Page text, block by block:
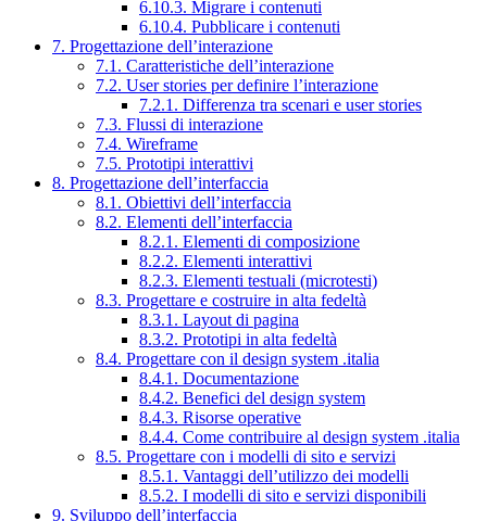
6.10.3. Migrare i contenuti
6.10.4. Pubblicare i contenuti
7. Progettazione dell’interazione
7.1. Caratteristiche dell’interazione
7.2. User stories per definire l’interazione
7.2.1. Differenza tra scenari e user stories
7.3. Flussi di interazione
7.4. Wireframe
7.5. Prototipi interattivi
8. Progettazione dell’interfaccia
8.1. Obiettivi dell’interfaccia
8.2. Elementi dell’interfaccia
8.2.1. Elementi di composizione
8.2.2. Elementi interattivi
8.2.3. Elementi testuali (microtesti)
8.3. Progettare e costruire in alta fedeltà
8.3.1. Layout di pagina
8.3.2. Prototipi in alta fedeltà
8.4. Progettare con il design system .italia
8.4.1. Documentazione
8.4.2. Benefici del design system
8.4.3. Risorse operative
8.4.4. Come contribuire al design system .italia
8.5. Progettare con i modelli di sito e servizi
8.5.1. Vantaggi dell’utilizzo dei modelli
8.5.2. I modelli di sito e servizi disponibili
9. Sviluppo dell’interfaccia